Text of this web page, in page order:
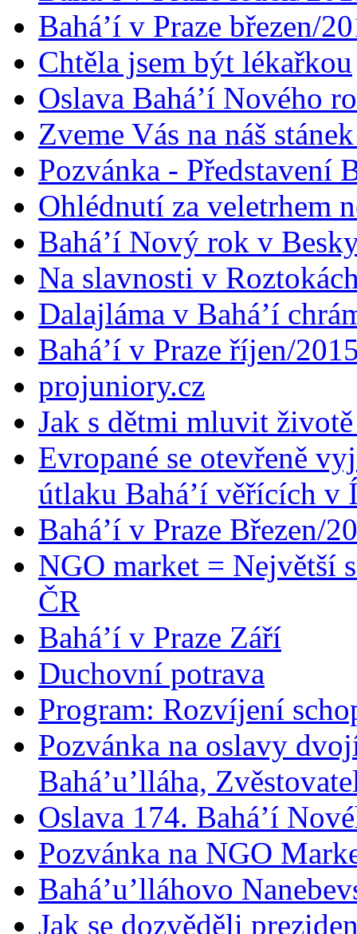
Bahá’í v Praze březen/
Chtěla jsem být lékařkou
Oslava Bahá’í Nového
Zveme Vás na náš
Pozvánka - Představení
Ohlédnutí za veletrhem
Bahá’í Nový rok v
Na slavnosti v
Dalajláma v Bahá’í
Bahá’í v Praze říjen/
projuniory.cz
Jak s dětmi mluvit
Evropané se otevřeně
útlaku Bahá’í věřících v
Bahá’í v Praze Březen/
NGO market = Největší
ČR
Bahá’í v Praze Září
Duchovní potrava
Program: Rozvíjení
Pozvánka na oslavy
Bahá’u’lláha,
Oslava 174. Bahá’í
Pozvánka na NGO
Bahá’u’lláhovo
Jak se dozvěděli